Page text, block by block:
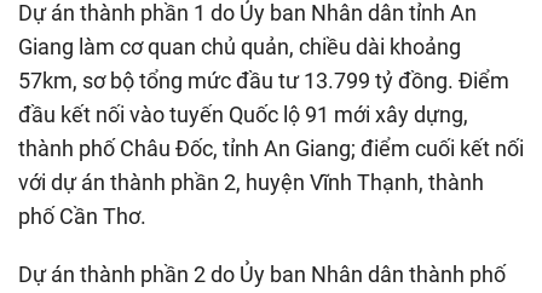
Dự án thành phần 1 do Ủy ban Nhân dân tỉnh An
Giang làm cơ quan chủ quản, chiều dài khoảng
57km, sơ bộ tổng mức đầu tư 13.799 tỷ đồng. Điểm
đầu kết nối vào tuyến Quốc lộ 91 mới xây dựng,
thành phố Châu Đốc, tỉnh An Giang; điểm cuối kết nối
với dự án thành phần 2, huyện Vĩnh Thạnh, thành
phố Cần Thơ.
Dự án thành phần 2 do Ủy ban Nhân dân thành phố